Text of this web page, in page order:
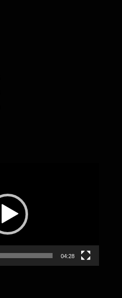
04:28